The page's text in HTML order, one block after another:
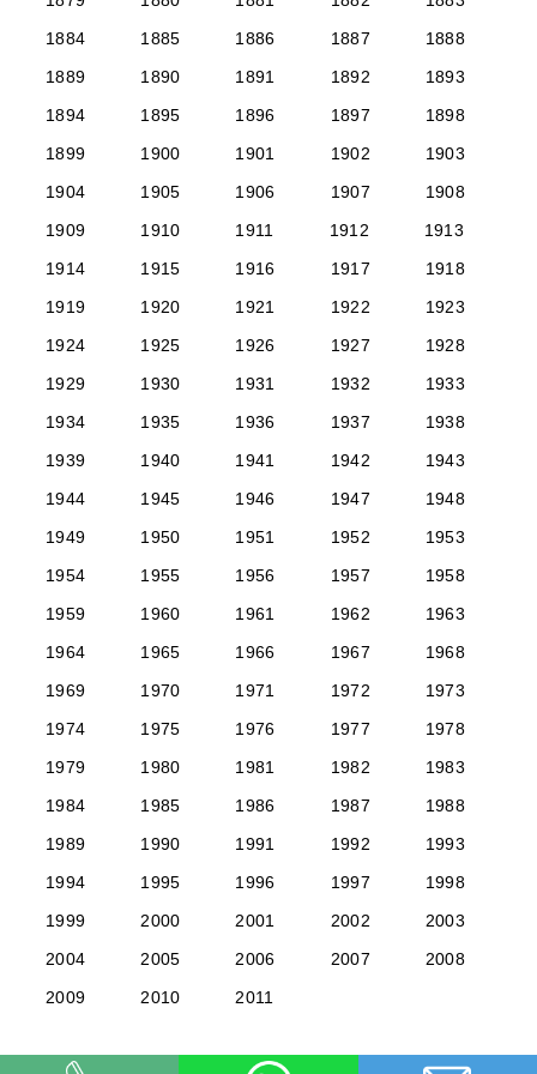
1884
1885 1886 1887
1888
1889
1890 1891 1892
1893
1894
1895 1896 1897
1898
1899
1900 1901 1902
1903
1904
1905 1906 1907
1908
1909
1910 1911 1912
1913
1914
1915 1916 1917
1918
1919
1920 1921 1922
1923
1924
1925 1926 1927
1928
1929
1930 1931 1932
1933
1934
1935 1936 1937
1938
1939
1940 1941 1942
1943
1944
1945 1946 1947
1948
1949
1950 1951 1952
1953
1954
1955 1956 1957
1958
1959
1960 1961 1962
1963
1964
1965 1966 1967
1968
1969
1970 1971 1972
1973
1974
1975 1976 1977
1978
1979
1980 1981 1982
1983
1984
1985 1986 1987
1988
1989
1990 1991 1992
1993
1994
1995 1996 1997
1998
1999
2000 2001 2002
2003
2004
2005 2006 2007
2008
2009
2010 2011